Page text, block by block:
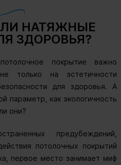
НАТЯЖНЫЕ
ЗДОРОВЬЯ?
покрытие важно
только на эстетичности
для здоровья. А
параметр, как экологичность
они?
предубеждений,
потолочных покрытий
первое место занимает миф